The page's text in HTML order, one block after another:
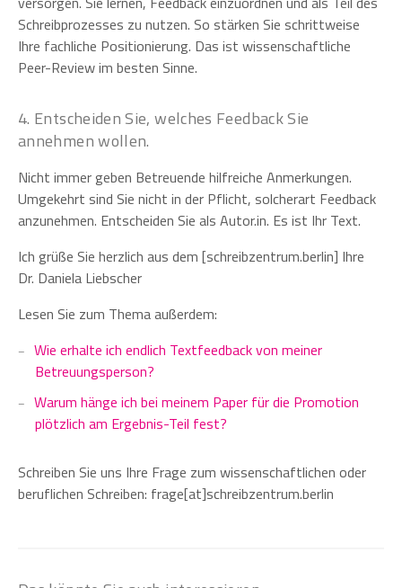
Schreibprozesses zu nutzen. So stärken Sie schrittweise
Ihre fachliche Positionierung. Das ist wissenschaftliche
Peer-Review im besten Sinne.
4. Entscheiden Sie, welches Feedback Sie
annehmen wollen.
Nicht immer geben Betreuende hilfreiche Anmerkungen.
Umgekehrt sind Sie nicht in der Pflicht, solcherart Feedback
anzunehmen. Entscheiden Sie als Autor.in. Es ist Ihr Text.
Ich grüße Sie herzlich aus dem [schreibzentrum.berlin] Ihre
Dr. Daniela Liebscher
Lesen Sie zum Thema außerdem:
Wie erhalte ich endlich Textfeedback von meiner
Betreuungsperson?
Warum hänge ich bei meinem Paper für die Promotion
plötzlich am Ergebnis-Teil fest?
Schreiben Sie uns Ihre Frage zum wissenschaftlichen oder
beruflichen Schreiben: frage[at]schreibzentrum.berlin